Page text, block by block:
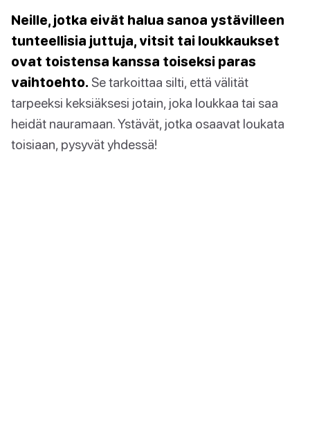
Neille, jotka eivät halua sanoa ystävilleen
tunteellisia juttuja, vitsit tai loukkaukset
ovat toistensa kanssa toiseksi paras
vaihtoehto. Se tarkoittaa silti, että välität
tarpeeksi keksiäksesi jotain, joka loukkaa tai saa
heidät nauramaan. Ystävät, jotka osaavat loukata
toisiaan, pysyvät yhdessä!